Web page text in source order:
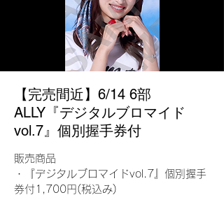
【完売間近】6/14 6部
ALLY『デジタルブロマイド
vol.7』個別握手券付
販売商品
・『デジタルブロマイドvol.7』個別握手
券付1,700円(税込み)